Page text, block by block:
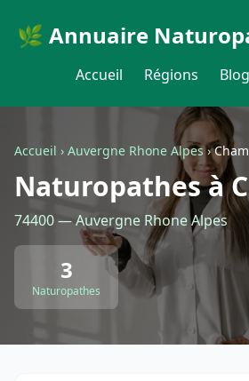
🌿 Annuaire
Accueil Régions Blog
Accueil › Auvergne Rhone Alpes›
Naturopathes à
74400 — Auvergne Rhone Alpes
3
Naturopathes